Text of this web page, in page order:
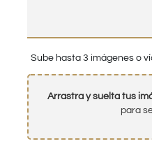
Sube hasta 3 imágenes o
Arrastra y suelta tus
para